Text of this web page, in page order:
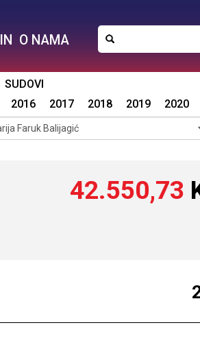
O NAMA
SUDOVI
2020
2019
2018
2017
2016
42.550,73